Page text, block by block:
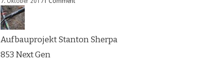
Aufbauprojekt Stanton Sherpa
853 Next Gen